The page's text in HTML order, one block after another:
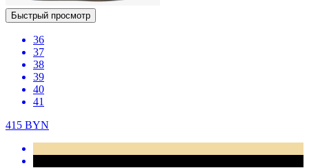
Быстрый просмотр
36
37
38
39
40
41
415 BYN